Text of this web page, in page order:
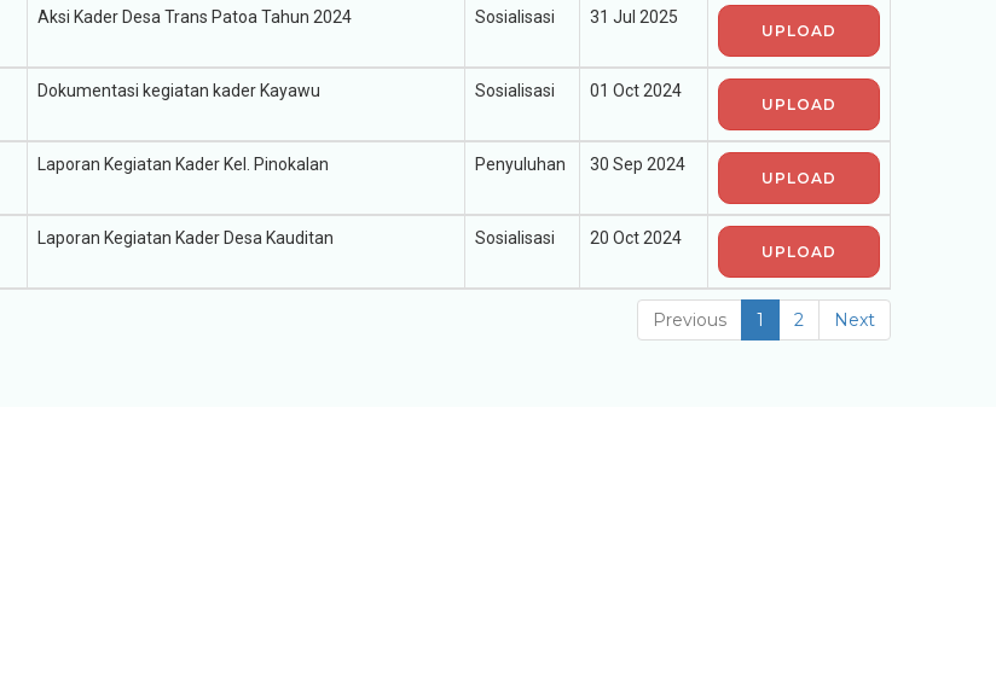
Aksi Kader Desa Trans Patoa Tahun 2024 Sosialisasi 31 Jul 2025
UPLOAD
Dokumentasi kegiatan kader Kayawu Sosialisasi 01 Oct 2024
UPLOAD
Laporan Kegiatan Kader Kel. Pinokalan Penyuluhan 30 Sep 2024
UPLOAD
Laporan Kegiatan Kader Desa Kauditan Sosialisasi 20 Oct 2024
UPLOAD
Previous 1 2 Next